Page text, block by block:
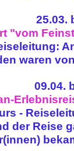
25.03.
"vom
waren
09.04.
-
der Reise